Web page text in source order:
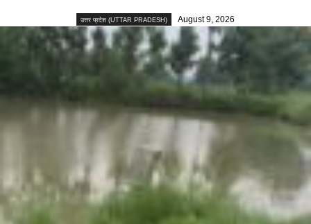
उत्तर प्रदेश (UTTAR PRADESH) August 9, 2026